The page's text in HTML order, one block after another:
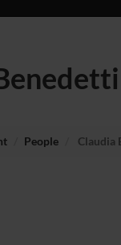
People Claudia